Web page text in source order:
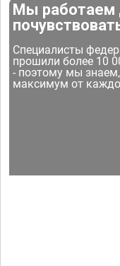
Мы работаем
Специалисты
прошили более 10
- поэтому мы
максимум от